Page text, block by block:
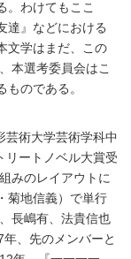
。わけてもここ
達』などにおける
文学はまだ、この
本選考委員会はこ
のである。
芸術大学芸術学科中
リートノベル大賞受
みのレイアウトに
菊地信義）で単行
長嶋有、法貴信也
、先のメンバーと